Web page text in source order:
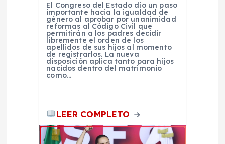
El Congreso del Estado dio un paso
importante hacia la igualdad de
género al aprobar por unanimidad
reformas al Código Civil que
permitirán a los padres decidir
libremente el orden de los
apellidos de sus hijos al momento
de registrarlos. La nueva
disposición aplica tanto para hijos
nacidos dentro del matrimonio
como…
LEER COMPLETO